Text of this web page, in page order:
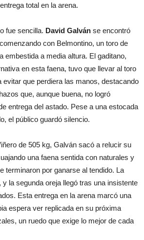
total en la arena.
fue sencilla. David Galván se encontró
con Belmontino, un toro de
embestida a media altura. El gaditano,
en esta faena, tuvo que llevar al toro
evitar que perdiera las manos, destacando
que, aunque buena, no logró
entrega del astado. Pese a una estocada
el público guardó silencio.
de 505 kg, Galván sacó a relucir su
una faena sentida con naturales y
terminaron por ganarse al tendido. La
la segunda oreja llegó tras una insistente
Esta entrega en la arena marcó una
espera ver replicada en su próxima
un ruedo que exige lo mejor de cada